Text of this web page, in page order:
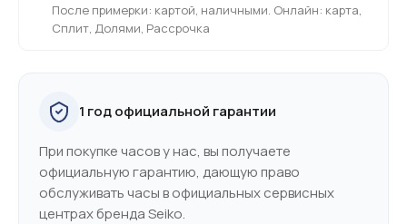
После примерки: картой, наличными. Онлайн: карта,
Сплит, Долями, Рассрочка
1 год официальной гарантии
При покупке часов у нас, вы получаете
официальную гарантию, дающую право
обслуживать часы в официальных сервисных
центрах бренда Seiko.